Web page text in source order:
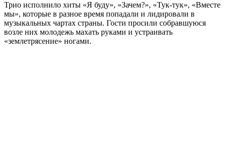
Трио исполнило хиты «Я буду», «Зачем?», «Тук-тук», «Вместе
мы», которые в разное время попадали и лидировали в
музыкальных чартах страны. Гости просили собравшуюся
возле них молодежь махать руками и устраивать
«землетрясение» ногами.